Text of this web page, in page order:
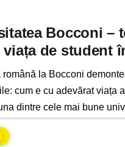
Bocconi –
viața de student
română la Bocconi
cum e cu adevărat viața
dintre cele mai bune